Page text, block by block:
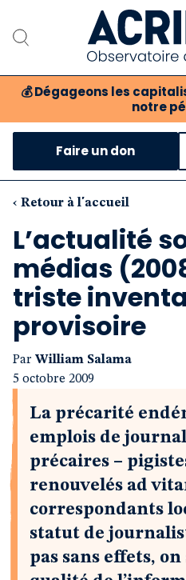
💰 Dégageons les
notre
Notre
Notre
Nos
Notre
Faire un don
‹ Retour à l'accueil
L’actualité
médias
triste
provisoire
Par William Salama
5 octobre 2009
La précarité
emplois de
précaires –
renouvelés ad
correspondants
statut de
pas sans effets, on